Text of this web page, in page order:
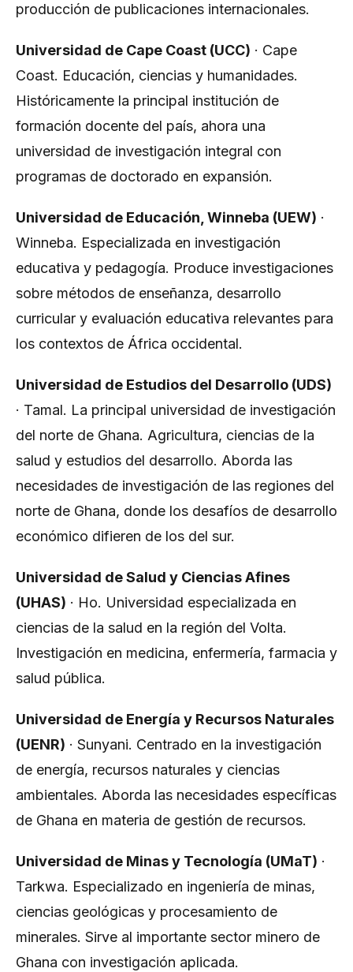
producción de publicaciones internacionales.
Universidad de Cape Coast (UCC) · Cape
Coast. Educación, ciencias y humanidades.
Históricamente la principal institución de
formación docente del país, ahora una
universidad de investigación integral con
programas de doctorado en expansión.
Universidad de Educación, Winneba (UEW) ·
Winneba. Especializada en investigación
educativa y pedagogía. Produce investigaciones
sobre métodos de enseñanza, desarrollo
curricular y evaluación educativa relevantes para
los contextos de África occidental.
Universidad de Estudios del Desarrollo (UDS)
· Tamal. La principal universidad de investigación
del norte de Ghana. Agricultura, ciencias de la
salud y estudios del desarrollo. Aborda las
necesidades de investigación de las regiones del
norte de Ghana, donde los desafíos de desarrollo
económico difieren de los del sur.
Universidad de Salud y Ciencias Afines
(UHAS) · Ho. Universidad especializada en
ciencias de la salud en la región del Volta.
Investigación en medicina, enfermería, farmacia y
salud pública.
Universidad de Energía y Recursos Naturales
(UENR) · Sunyani. Centrado en la investigación
de energía, recursos naturales y ciencias
ambientales. Aborda las necesidades específicas
de Ghana en materia de gestión de recursos.
Universidad de Minas y Tecnología (UMaT) ·
Tarkwa. Especializado en ingeniería de minas,
ciencias geológicas y procesamiento de
minerales. Sirve al importante sector minero de
Ghana con investigación aplicada.